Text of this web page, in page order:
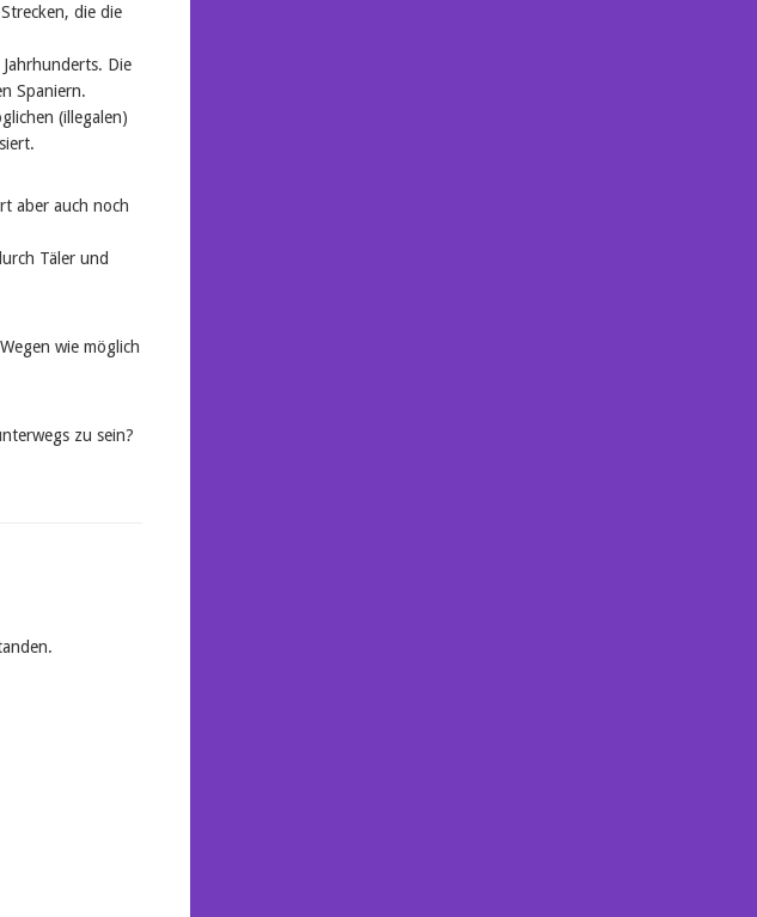
die die
Die
Spaniern.
(illegalen)
aber auch noch
Täler und
wie möglich
zu sein?